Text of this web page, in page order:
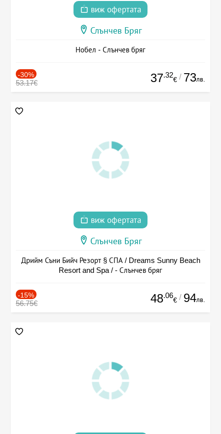
виж офертата
Слънчев Бряг
Нобел - Слънчев бряг
-30%
53.17€ 37.32
€ / 73лв.
виж офертата
Слънчев Бряг
Дрийм Съни Бийч Резорт § СПА / Dreams Sunny Beach
Resort and Spa / - Слънчев бряг
-15%
56.75€ 48.06
€ / 94лв.